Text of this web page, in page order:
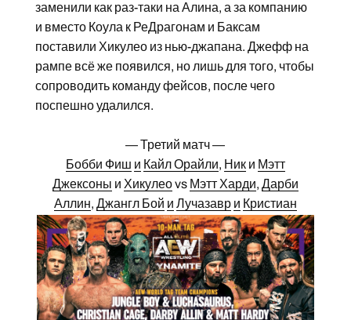
заменили как раз-таки на Алина, а за компанию
и вместо Коула к РеДрагонам и Баксам
поставили Хикулео из нью-джапана. Джефф на
рампе всё же появился, но лишь для того, чтобы
сопроводить команду фейсов, после чего
поспешно удалился.
— Третий матч —
Бобби Фиш и Кайл Орайли, Ники Мэтт
Джексоны и Хикулеоvs Мэтт Харди, Дарби
Аллин, Джангл Бой и Лучазавр и Кристиан